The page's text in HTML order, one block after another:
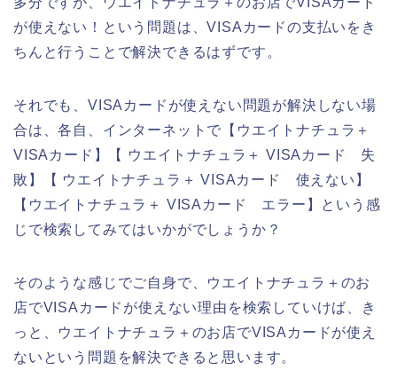
が使えない！という問題は、VISAカードの支払いをき
ちんと行うことで解決できるはずです。
それでも、VISAカードが使えない問題が解決しない場
合は、各自、インターネットで【ウエイトナチュラ＋
VISAカード】【 ウエイトナチュラ＋ VISAカード 失
敗】【 ウエイトナチュラ＋ VISAカード 使えない】
【ウエイトナチュラ＋ VISAカード エラー】という感
じで検索してみてはいかがでしょうか？
そのような感じでご自身で、ウエイトナチュラ＋のお
店でVISAカードが使えない理由を検索していけば、き
っと、ウエイトナチュラ＋のお店でVISAカードが使え
ないという問題を解決できると思います。